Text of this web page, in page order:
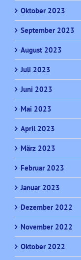
Oktober 2023
September 2023
August 2023
Juli 2023
Juni 2023
Mai 2023
April 2023
März 2023
Februar 2023
Januar 2023
Dezember 2022
November 2022
Oktober 2022